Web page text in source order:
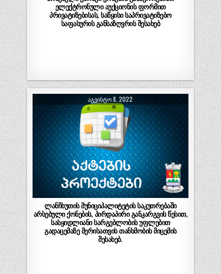
ელექტრონული აუქციონის ფორმით
პრივატიზებისას, საწყისი საპრივატიზებო
საფასურის განსაზღვრის შესახებ
ᲐᲒᲕᲘᲡᲢᲝ 8, 2022
ლანჩხუთის მუნიციპალიტეტის საკუთრებაში
არსებული ქონების, პირდაპირი განკარგვის წესით,
სასყიდლიანი სარგებლობის უფლებით
გადაცემაზე მერისათვის თანხმობის მიცემის
შესახებ.